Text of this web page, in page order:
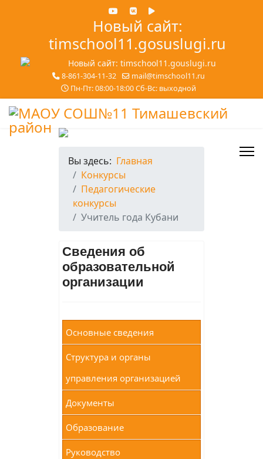
Новый сайт:
timschool11.gosuslugi.ru
8-861-304-11-32
mail@timschool11.ru
Пн-Пт: 08:00-18:00 Сб-Вс: выходной
Вы здесь: Главная
Конкурсы
Педагогические
конкурсы
Учитель года Кубани
Сведения об
образовательной
организации
Основные сведения
Структура и органы
управления организацией
Документы
Образование
Руководство